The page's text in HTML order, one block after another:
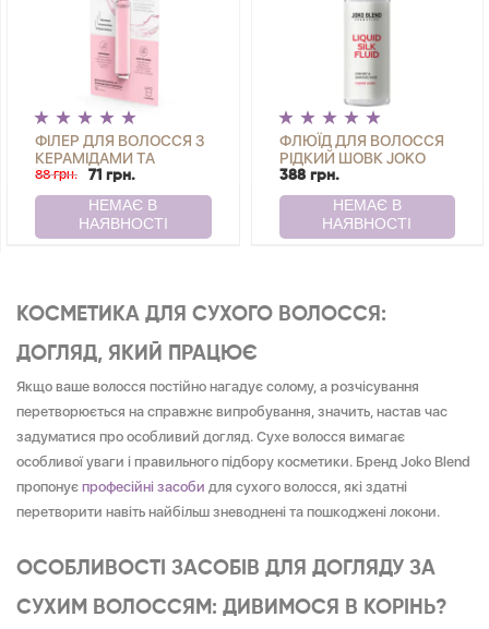
ФІЛЕР ДЛЯ ВОЛОССЯ З
КЕРАМІДАМИ ТА
ПРОТЕЇНАМИ ШОВКУ
СOMPLETE RESTORE
FILLER JOKO BLEND 10
88 грн. 71 грн.
ФЛЮЇД ДЛЯ ВОЛОССЯ
РІДКИЙ ШОВК JOKO
BLEND 50 МЛ
388 грн.
КОСМЕТИКА ДЛЯ СУХОГО ВОЛОССЯ:
ДОГЛЯД, ЯКИЙ ПРАЦЮЄ
Якщо ваше волосся постійно нагадує солому, а розчісування
перетворюється на справжнє випробування, значить, настав час
задуматися про особливий догляд. Сухе волосся вимагає
особливої уваги і правильного підбору косметики. Бренд Joko Blend
пропонує професійні засоби для сухого волосся, які здатні
перетворити навіть найбільш зневоднені та пошкоджені локони.
ОСОБЛИВОСТІ ЗАСОБІВ ДЛЯ ДОГЛЯДУ ЗА
СУХИМ ВОЛОССЯМ: ДИВИМОСЯ В КОРІНЬ?